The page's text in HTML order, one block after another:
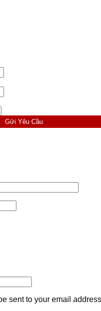
Gửi Yêu Cầu
sent to your email